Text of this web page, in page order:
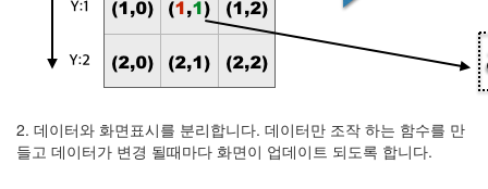
2. 데이터와 화면표시를 분리합니다. 데이터만 조작 하는 함수를 만
들고 데이터가 변경 될때마다 화면이 업데이트 되도록 합니다.